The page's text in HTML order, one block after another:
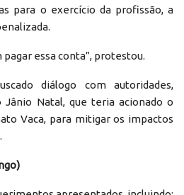
para o exercício da profissão, a
essa conta”, protestou.
diálogo com autoridades,
Natal, que teria acionado o
Vaca, para mitigar os impactos